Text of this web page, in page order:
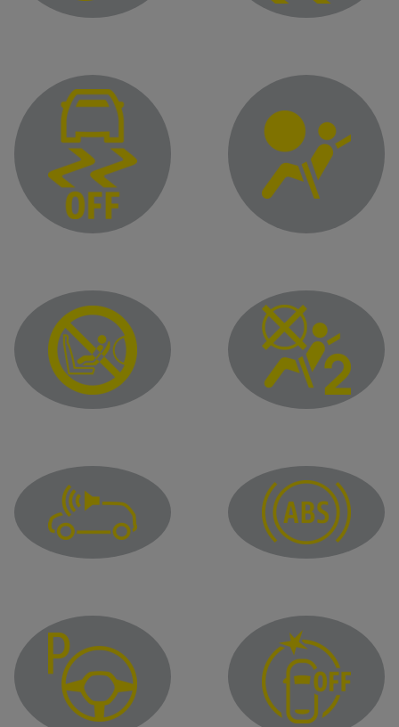
Spia servosterzo variabile Controllo elettronico
Spia di disattivazione del controllo elettronico della stabilità
Spia di segnalazione
Airbag passeggero ON Airbag passeggero OFF
Spia di segnalazione guasto del clacsonSpia antibloccaggio